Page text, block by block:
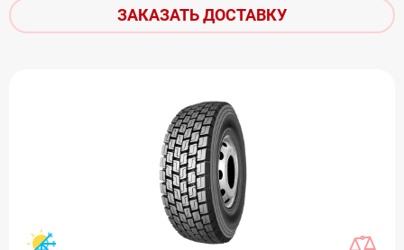
ЗАКАЗАТЬ ДОСТАВКУ